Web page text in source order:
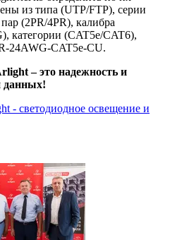
из типа (UTP/FTP), серии
(2PR/4PR), калибра
категории (CAT5e/CAT6),
24AWG-CAT5e-CU.
– это надежность и
данных!
- светодиодное освещение и